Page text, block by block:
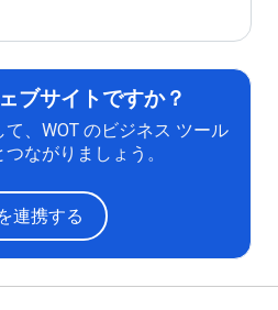
ブサイトですか？
、WOT のビジネス ツール
ながりましょう。
連携する